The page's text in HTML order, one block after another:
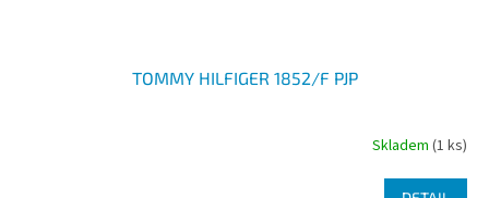
TOMMY HILFIGER 1852/F PJP
Skladem (1 ks)